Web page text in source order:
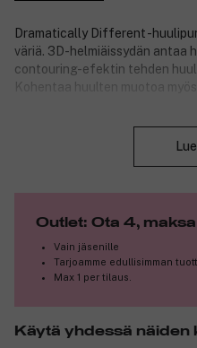
Dramatically Different -
väriä. 3D-helmiäissydän antaa
contouring-efektin tehden
Kohentaa huulten muotoa
Outlet: Ota 4,
Vain jäsenille
Tarjoamme edullisimman
Max 1 per tilaus.
Käytä yhdessä näiden